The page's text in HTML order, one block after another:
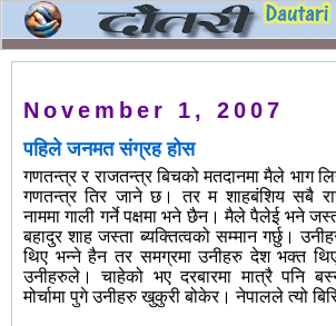
November 1, 2007
पहिले जनमत संग्रह होस
गणतन्त्र र राजतन्त्र बिचको मतदानमा मैले भाग
गणतन्त्र तिर जाने छ। तर म शाहबंशिय सबै
नाममा गाली गर्ने पक्षमा भने छैन। मैले पैलेई भने
बहादुर शाह जस्ता ब्यक्तित्वको सम्मान गर्छु।
थिए भन्ने हैन तर समग्रमा उनीहरु देश भक्त
उनीहरुले। चाहेको भए दरबारमा मात्रै पनि
मोर्चामा पुगे उनीहरु खुकुरी बोकेर। नेपालले त्यो